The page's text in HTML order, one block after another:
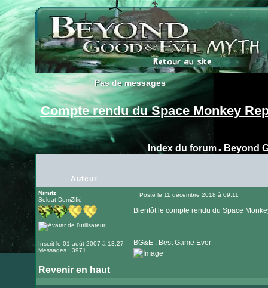
Pas de messages
Pas de messages
Compte rendu du Space Monkey
Index du forum» Beyond
Auteur
Nimitz
Soldat DomZifié
Inscrit le 01 août 2007 à 13:27
Messages : 3971
Posté le 11 décembre 2018 à 09:11
Bientôt le compte rendu du Space
BG&E :Best Game Ever
Revenir en haut